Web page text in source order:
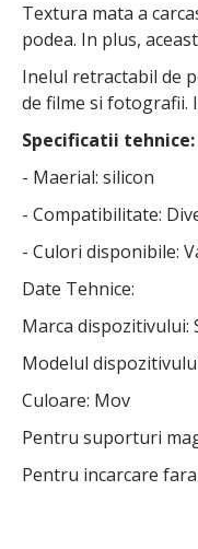
Textura mata a
podea. In plus,
Inelul retractabil de
de filme si fotografii.
Specificatii tehnice:
- Maerial: silicon
- Compatibilitate:
- Culori disponibile:
Date Tehnice:
Marca dispozitivului:
Modelul
Culoare: Mov
Pentru suporturi
Pentru incarcare